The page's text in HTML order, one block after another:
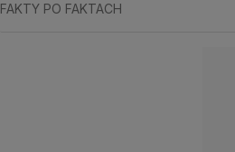
FAKTY PO FAKTACH